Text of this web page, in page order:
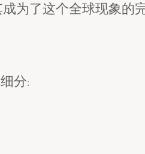
为了这个全球现象的
分: